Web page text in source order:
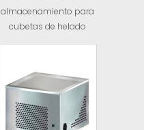
almacenamiento para
cubetas de helado